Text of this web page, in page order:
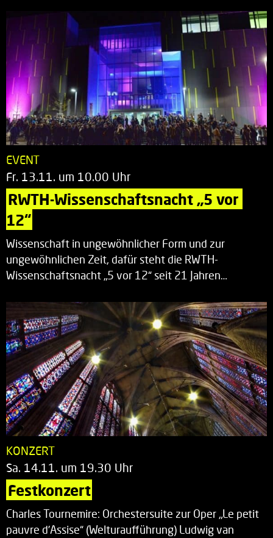
EVENT
Fr. 13.11. um 10.00 Uhr
RWTH-Wissenschaftsnacht „5 vor
12“
Wissenschaft in ungewöhnlicher Form und zur
ungewöhnlichen Zeit, dafür steht die RWTH-
Wissenschaftsnacht „5 vor 12“ seit 21 Jahren…
KONZERT
Sa. 14.11. um 19.30 Uhr
Festkonzert
Charles Tournemire: Orchestersuite zur Oper „Le petit
pauvre d’Assise“ (Welturaufführung) Ludwig van